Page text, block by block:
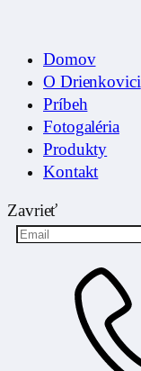
Domov
O Drienkovici
Príbeh
Fotogaléria
Produkty
Kontakt
Zavrieť